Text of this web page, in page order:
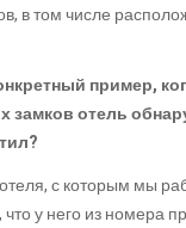
в том числе
пример,
замков отель
с которым мы
что у него из номера